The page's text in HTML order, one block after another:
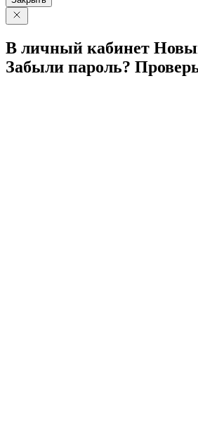
В личный кабинет
Забыли пароль?